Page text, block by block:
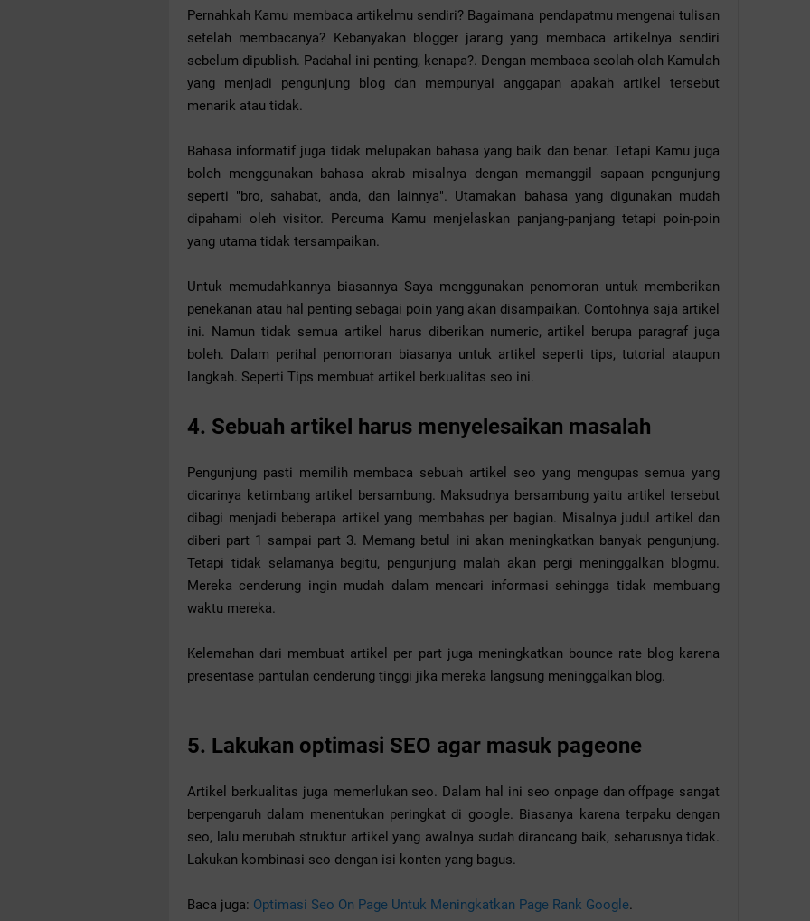
Pernahkah Kamu membaca artikelmu sendiri? Bagaimana pendapatmu mengenai tulisan
setelah membacanya? Kebanyakan blogger jarang yang membaca artikelnya sendiri
sebelum dipublish. Padahal ini penting, kenapa?. Dengan membaca seolah-olah Kamulah
yang menjadi pengunjung blog dan mempunyai anggapan apakah artikel tersebut
menarik atau tidak.
Bahasa informatif juga tidak melupakan bahasa yang baik dan benar. Tetapi Kamu juga
boleh menggunakan bahasa akrab misalnya dengan memanggil sapaan pengunjung
seperti "bro, sahabat, anda, dan lainnya". Utamakan bahasa yang digunakan mudah
dipahami oleh visitor. Percuma Kamu menjelaskan panjang-panjang tetapi poin-poin
yang utama tidak tersampaikan.
Untuk memudahkannya biasannya Saya menggunakan penomoran untuk memberikan
penekanan atau hal penting sebagai poin yang akan disampaikan. Contohnya saja artikel
ini. Namun tidak semua artikel harus diberikan numeric, artikel berupa paragraf juga
boleh. Dalam perihal penomoran biasanya untuk artikel seperti tips, tutorial ataupun
langkah. Seperti Tips membuat artikel berkualitas seo ini.
4. Sebuah artikel harus menyelesaikan masalah
Pengunjung pasti memilih membaca sebuah artikel seo yang mengupas semua yang
dicarinya ketimbang artikel bersambung. Maksudnya bersambung yaitu artikel tersebut
dibagi menjadi beberapa artikel yang membahas per bagian. Misalnya judul artikel dan
diberi part 1 sampai part 3. Memang betul ini akan meningkatkan banyak pengunjung.
Tetapi tidak selamanya begitu, pengunjung malah akan pergi meninggalkan blogmu.
Mereka cenderung ingin mudah dalam mencari informasi sehingga tidak membuang
waktu mereka.
Kelemahan dari membuat artikel per part juga meningkatkan bounce rate blog karena
presentase pantulan cenderung tinggi jika mereka langsung meninggalkan blog.
5. Lakukan optimasi SEO agar masuk pageone
Artikel berkualitas juga memerlukan seo. Dalam hal ini seo onpage dan offpage sangat
berpengaruh dalam menentukan peringkat di google. Biasanya karena terpaku dengan
seo, lalu merubah struktur artikel yang awalnya sudah dirancang baik, seharusnya tidak.
Lakukan kombinasi seo dengan isi konten yang bagus.
Baca juga: Optimasi Seo On Page Untuk Meningkatkan Page Rank Google.